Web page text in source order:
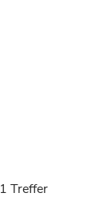
1 Treffer